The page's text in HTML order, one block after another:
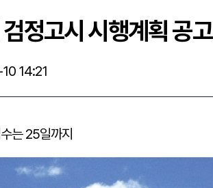
정고시 시행계획 공고
14:21
는 25일까지